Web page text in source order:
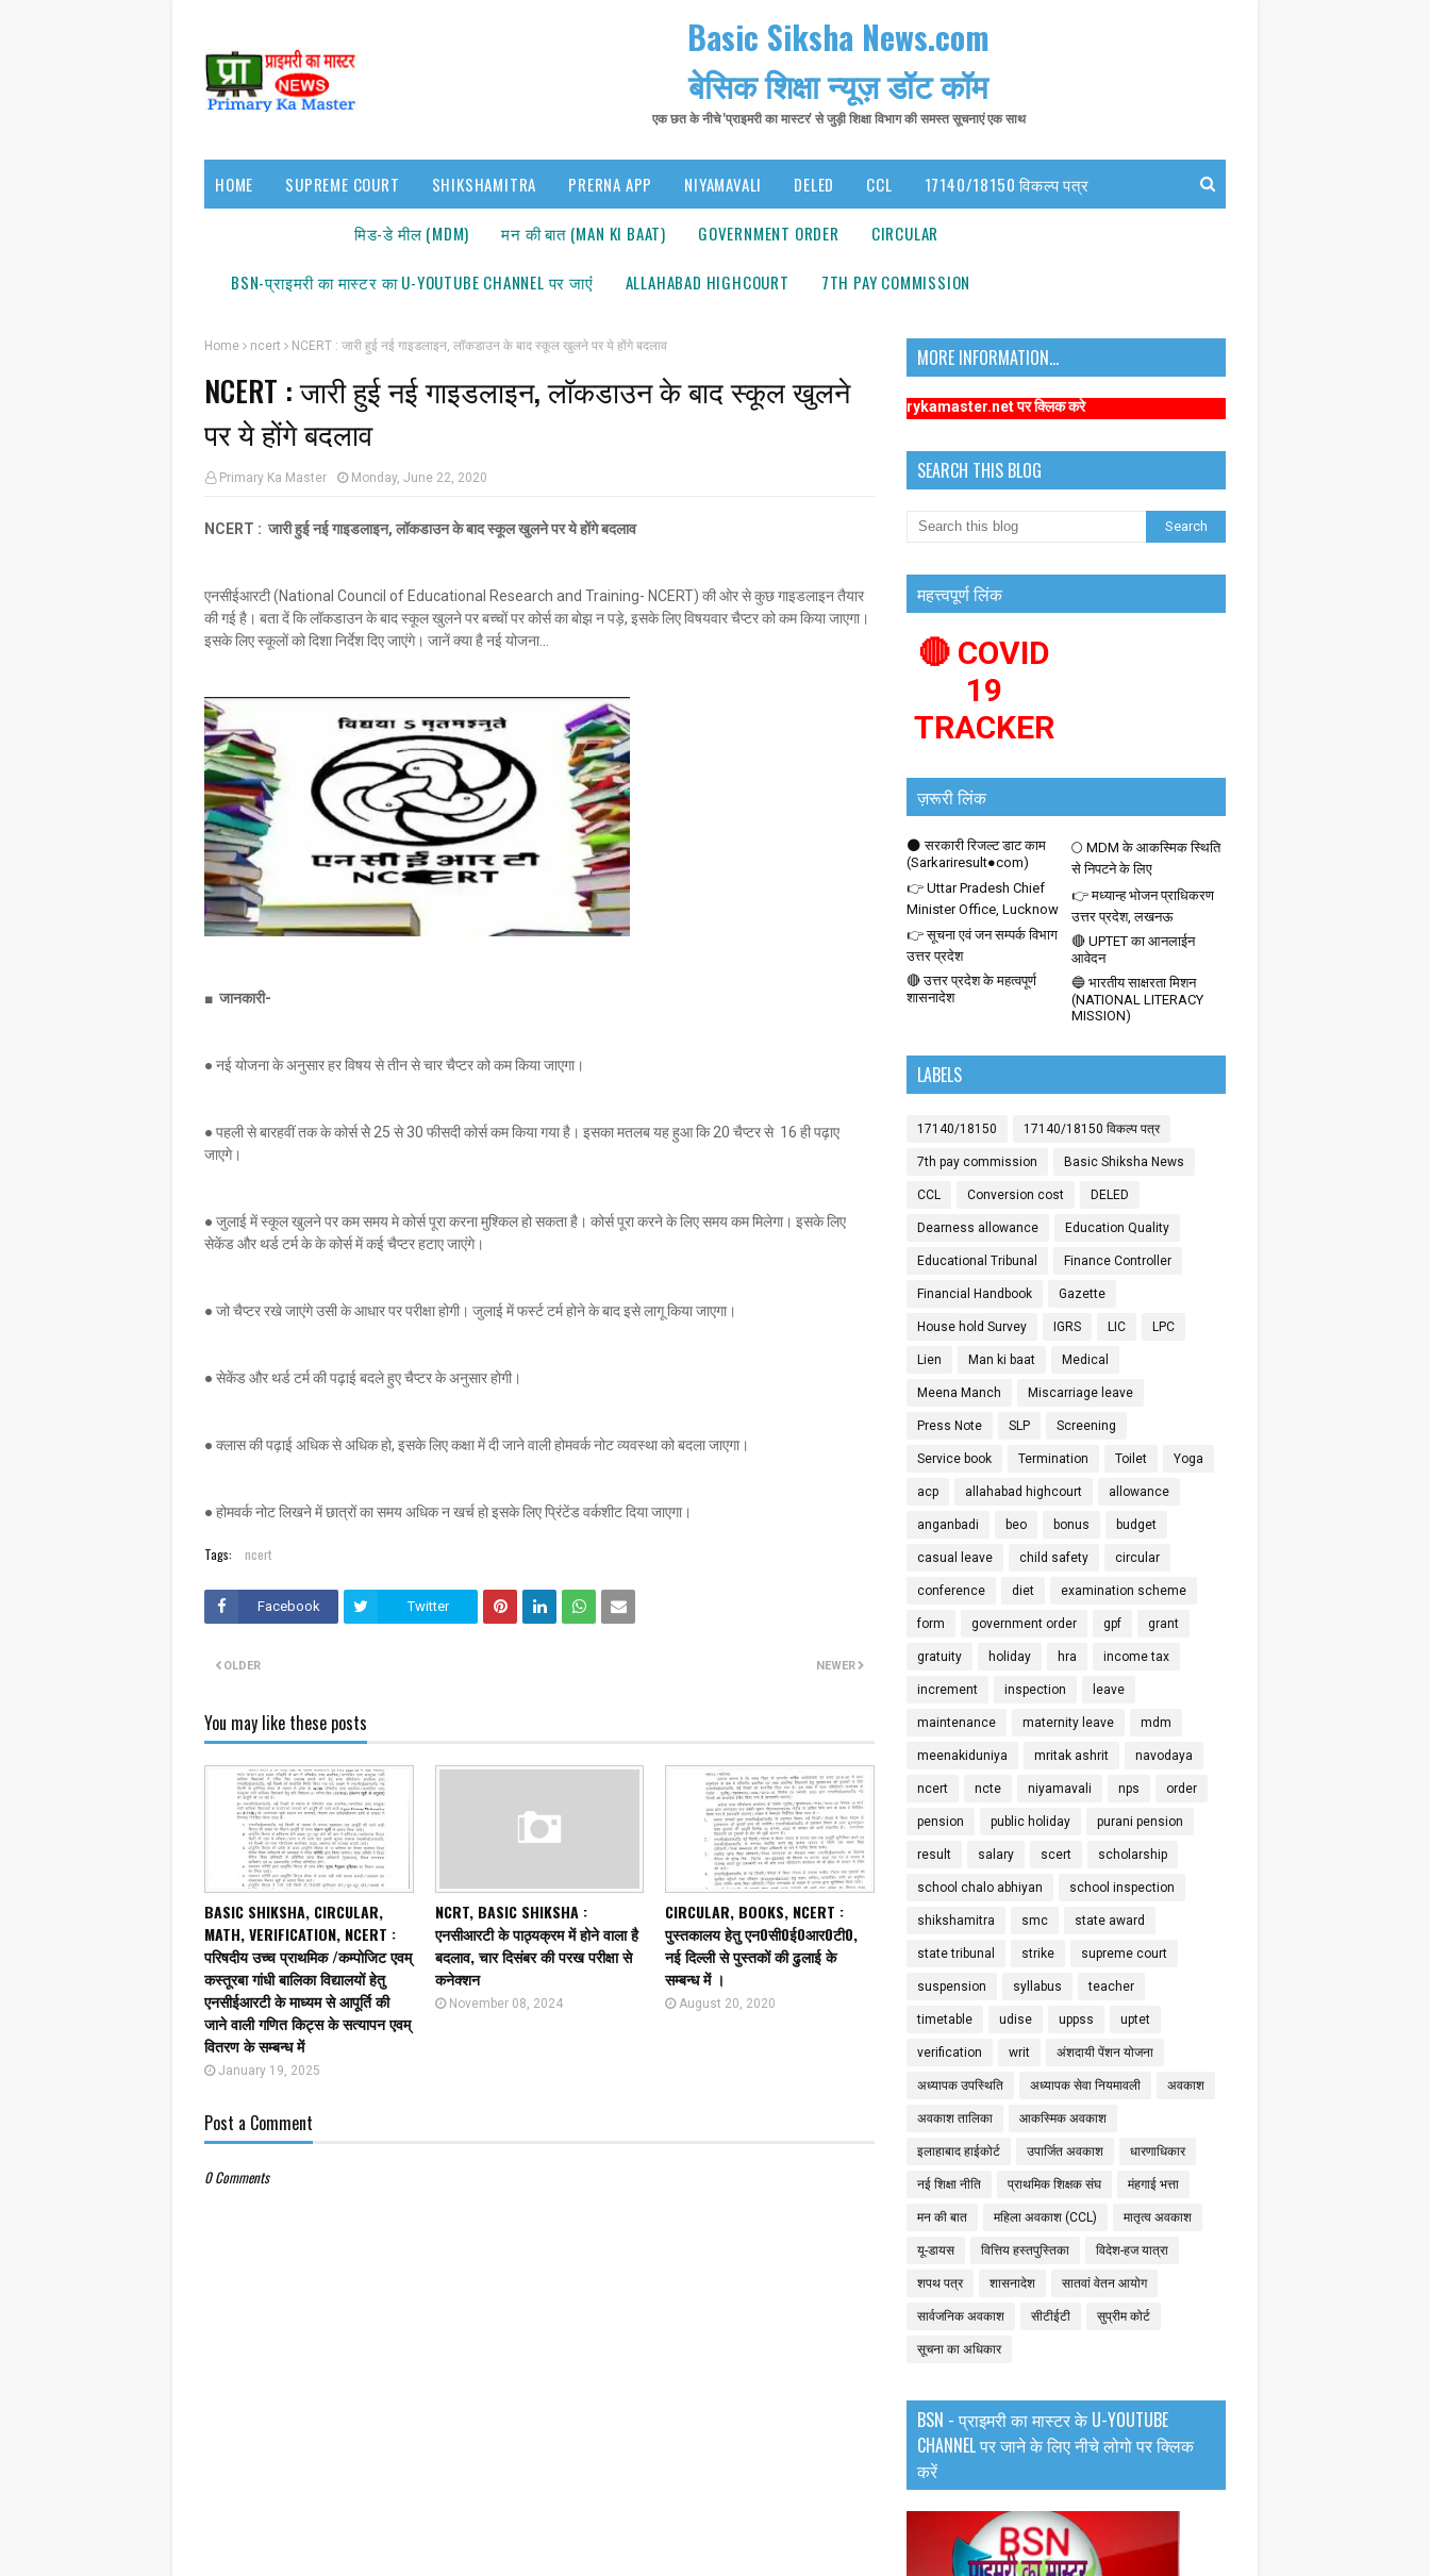
Basic Siksha News.com
बेसिक शिक्षा न्यूज़ डॉट कॉम
एक छत के नीचे 'प्राइमरी का मास्टर' से जुड़ी शिक्षा विभाग की समस्त सूचनाएं एक साथ
HOME SUPREME COURT SHIKSHAMITRA PRERNA APP NIYAMAVALI DELED CCL 17140/18150 विकल्प पत्र
मिड-डे मील (MDM) मन की बात (MAN KI BAAT) GOVERNMENT ORDER CIRCULAR
BSN-प्राइमरी का मास्टर का U-YOUTUBE CHANNEL पर जाएंं ALLAHABAD HIGHCOURT 7TH PAY COMMISSION
Home ncert NCERT : जारी हुई नई गाइडलाइन, लॉकडाउन के बाद स्कूल खुलने पर ये होंगे बदलाव
NCERT : जारी हुई नई गाइडलाइन, लॉकडाउन के बाद स्कूल खुलने
पर ये होंगे बदलाव
Primary Ka Master Monday, June 22, 2020
NCERT : जारी हुई नई गाइडलाइन, लॉकडाउन के बाद स्कूल खुलने पर ये होंगे बदलाव
एनसीईआरटी (National Council of Educational Research and Training- NCERT) की ओर से कुछ गाइडलाइन तैयार
की गई है। बता दें कि लॉकडाउन के बाद स्कूल खुलने पर बच्चों पर कोर्स का बोझ न पड़े, इसके लिए विषयवार चैप्टर को कम किया जाएगा।
इसके लिए स्कूलों को दिशा निर्देश दिए जाएंगे। जानें क्या है नई योजना...
■ जानकारी-
● नई योजना के अनुसार हर विषय से तीन से चार चैप्टर को कम किया जाएगा।
● पहली से बारहवीं तक के कोर्स सेे 25 से 30 फीसदी कोर्स कम किया गया है। इसका मतलब यह हुआ कि 20 चैप्टर से 16 ही पढ़ाए
जाएगे।
● जुलाई में स्कूल खुलने पर कम समय मे कोर्स पूरा करना मुश्किल हो सकता है। कोर्स पूरा करने के लिए समय कम मिलेगा। इसके लिए
सेकेंड और थर्ड टर्म के के कोर्स में कई चैप्टर हटाए जाएंगे।
● जो चैप्टर रखे जाएंगे उसी के आधार पर परीक्षा होगी। जुलाई में फर्स्ट टर्म होने के बाद इसे लागू किया जाएगा।
● सेकेंड और थर्ड टर्म की पढ़ाई बदले हुए चैप्टर के अनुसार होगी।
● क्लास की पढ़ाई अधिक से अधिक हो, इसके लिए कक्षा में दी जाने वाली होमवर्क नोट व्यवस्था को बदला जाएगा।
● होमवर्क नोट लिखने में छात्रों का समय अधिक न खर्च हो इसके लिए प्रिंटेंड वर्कशीट दिया जाएगा।
Tags: ncert
Facebook Twitter
NEWER
OLDER
You may like these posts
BASIC SHIKSHA, CIRCULAR,
MATH, VERIFICATION, NCERT :
परिषदीय उच्च प्राथमिक /कम्पोजिट एवम्
कस्तूरबा गांधी बालिका विद्यालयों हेतु
एनसीईआरटी के माध्यम से आपूर्ति की
जाने वाली गणित किट्स के सत्यापन एवम्
वितरण के सम्बन्ध में
January 19, 2025
NCRT, BASIC SHIKSHA :
एनसीआरटी के पाठ्यक्रम में होने वाला है
बदलाव, चार दिसंबर की परख परीक्षा से
कनेक्शन
November 08, 2024
CIRCULAR, BOOKS, NCERT :
पुस्तकालय हेतु एन0सी0ई0आर0टी0,
नई दिल्ली से पुस्तकों की ढुलाई के
सम्बन्ध में ।
August 20, 2020
Post a Comment
0 Comments
MORE INFORMATION...
सूचना: अधिक संबंधित समाचारों के लिए कृपया https://www.primarykamaster.net पर क्लिक करे
SEARCH THIS BLOG
महत्त्वपूर्ण लिंक
🔴 COVID
19
TRACKER
ज़रूरी लिंक
🌑 सरकारी रिजल्ट डाट काम
(Sarkariresult●com)
🌕 MDM के आकस्मिक स्थिति
से निपटने के लिए
👉 Uttar Pradesh Chief
Minister Office, Lucknow
👉 मध्यान्ह भोजन प्राधिकरण
उत्तर प्रदेश, लखनऊ
👉 सूचना एवं जन सम्पर्क विभाग
उत्तर प्रदेश
🔴 UPTET का आनलाईन
आवेदन
🔴 उत्तर प्रदेश के महत्वपूर्ण
शासनादेश
🔵 भारतीय साक्षरता मिशन
(NATIONAL LITERACY
MISSION)
LABELS
17140/18150 17140/18150 विकल्प पत्र
7th pay commission Basic Shiksha News
CCL Conversion cost DELED
Dearness allowance Education Quality
Educational Tribunal Finance Controller
Financial Handbook Gazette
House hold Survey IGRS LIC LPC
Lien Man ki baat Medical
Meena Manch Miscarriage leave
Press Note SLP Screening
Service book Termination Toilet Yoga
acp allahabad highcourt allowance
anganbadi beo bonus budget
casual leave child safety circular
conference diet examination scheme
form government order gpf grant
gratuity holiday hra income tax
increment inspection leave
maintenance maternity leave mdm
meenakiduniya mritak ashrit navodaya
ncert ncte niyamavali nps order
pension public holiday purani pension
result salary scert scholarship
school chalo abhiyan school inspection
shikshamitra smc state award
state tribunal strike supreme court
suspension syllabus teacher
timetable udise uppss uptet
verification writ अंशदायी पेंशन योजना
अध्यापक उपस्थिति अध्यापक सेवा नियमावली अवकाश
अवकाश तालिका आकस्मिक अवकाश
इलाहाबाद हाईकोर्ट उपार्जित अवकाश धारणाधिकार
नई शिक्षा नीति प्राथमिक शिक्षक संघ मंहगाई भत्ता
मन की बात महिला अवकाश (CCL) मातृत्व अवकाश
यू-डायस वित्तिय हस्तपुस्तिका विदेश-हज यात्रा
शपथ पत्र शासनादेश सातवां वेतन आयोग
सार्वजनिक अवकाश सीटीईटी सुप्रीम कोर्ट
सूचना का अधिकार
BSN - प्राइमरी का मास्टर के U-YOUTUBE
CHANNEL पर जाने के लिए नीचे लोगो पर क्लिक
करें